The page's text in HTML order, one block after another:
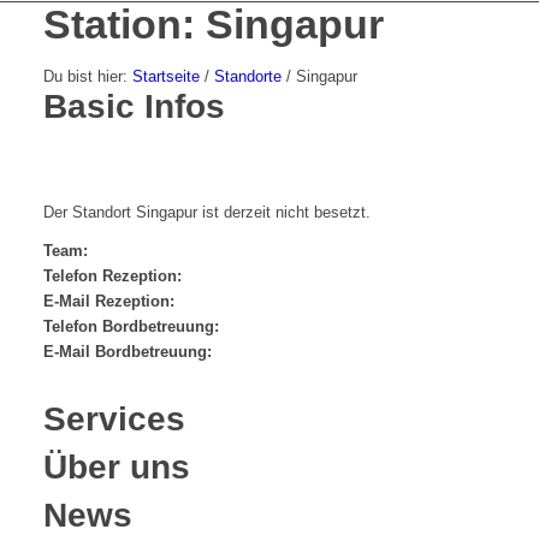
Station: Singapur
Du bist hier: Startseite / Standorte / Singapur
Basic Infos
Der Standort Singapur ist derzeit nicht besetzt.
Team:
Telefon Rezeption:
E-Mail Rezeption:
Telefon Bordbetreuung:
E-Mail Bordbetreuung:
Services
Über uns
News